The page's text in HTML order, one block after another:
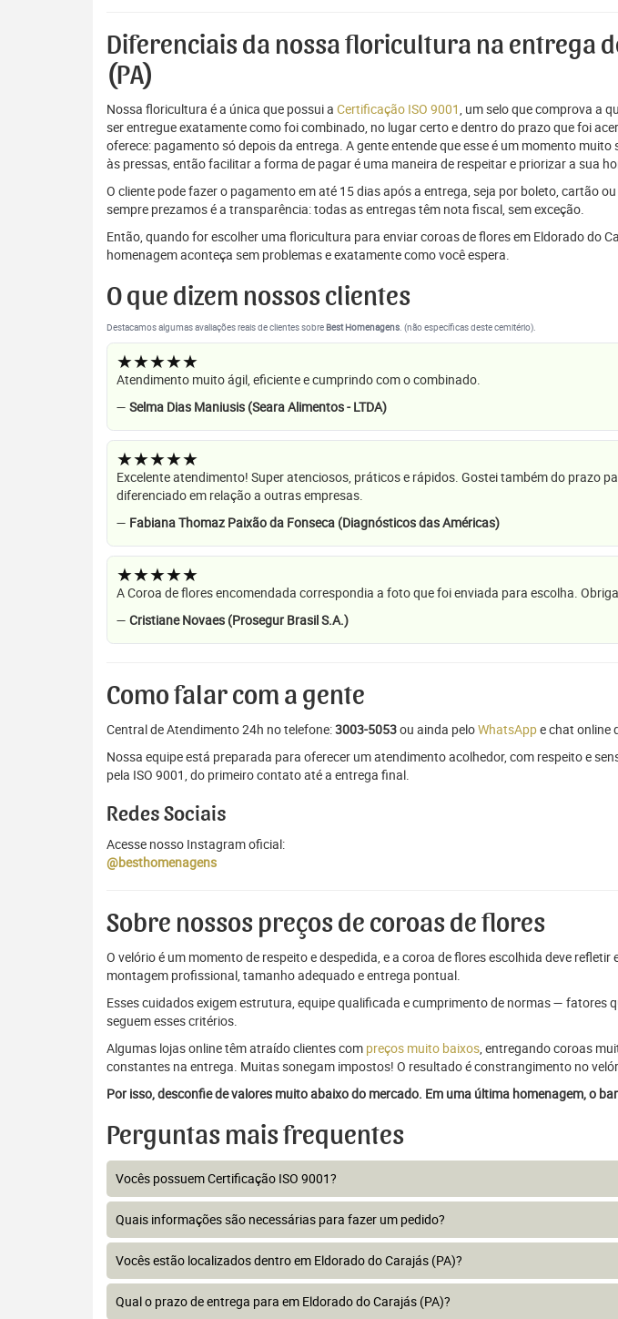
Diferenciais da nossa floricultura na entrega
(PA)
Nossa floricultura é a única que possui a Certificação ISO 9001, um selo que comprova a
ser entregue exatamente como foi combinado, no lugar certo e dentro do prazo que foi
oferece: pagamento só depois da entrega. A gente entende que esse é um momento
às pressas, então facilitar a forma de pagar é uma maneira de respeitar e priorizar a sua
O cliente pode fazer o pagamento em até 15 dias após a entrega, seja por boleto, cartão
sempre prezamos é a transparência: todas as entregas têm nota fiscal, sem exceção.
Então, quando for escolher uma floricultura para enviar coroas de flores em Eldorado do
homenagem aconteça sem problemas e exatamente como você espera.
O que dizem nossos clientes
Destacamos algumas avaliações reais de clientes sobreBest Homenagens. (não específicas deste cemitério).
★★★★★
Atendimento muito ágil, eficiente e cumprindo com o combinado.
— Selma Dias Maniusis (Seara Alimentos - LTDA)
★★★★★
Excelente atendimento! Super atenciosos, práticos e rápidos. Gostei também do prazo
diferenciado em relação a outras empresas.
— Fabiana Thomaz Paixão da Fonseca (Diagnósticos das Américas)
★★★★★
A Coroa de flores encomendada correspondia a foto que foi enviada para escolha.
— Cristiane Novaes (Prosegur Brasil S.A.)
Como falar com a gente
Central de Atendimento 24h no telefone:3003-5053ou ainda peloWhatsAppe chat online
Nossa equipe está preparada para oferecer um atendimento acolhedor, com respeito e
pela ISO 9001, do primeiro contato até a entrega final.
Redes Sociais
Acesse nosso Instagram oficial:
@besthomenagens
Sobre nossos preços de coroas de flores
O velório é um momento de respeito e despedida, e a coroa de flores escolhida deve
montagem profissional, tamanho adequado e entrega pontual.
Esses cuidados exigem estrutura, equipe qualificada e cumprimento de normas —
seguem esses critérios.
Algumas lojas online têm atraído clientes com preços muito baixos, entregando coroas
constantes na entrega. Muitas sonegam impostos! O resultado é constrangimento no
Por isso, desconfie de valores muito abaixo do mercado. Em uma última homenagem, o
Perguntas mais frequentes
Vocês possuem Certificação ISO 9001?
Quais informações são necessárias para fazer um pedido?
Vocês estão localizados dentro em Eldorado do Carajás (PA)?
Qual o prazo de entrega para em Eldorado do Carajás (PA)?